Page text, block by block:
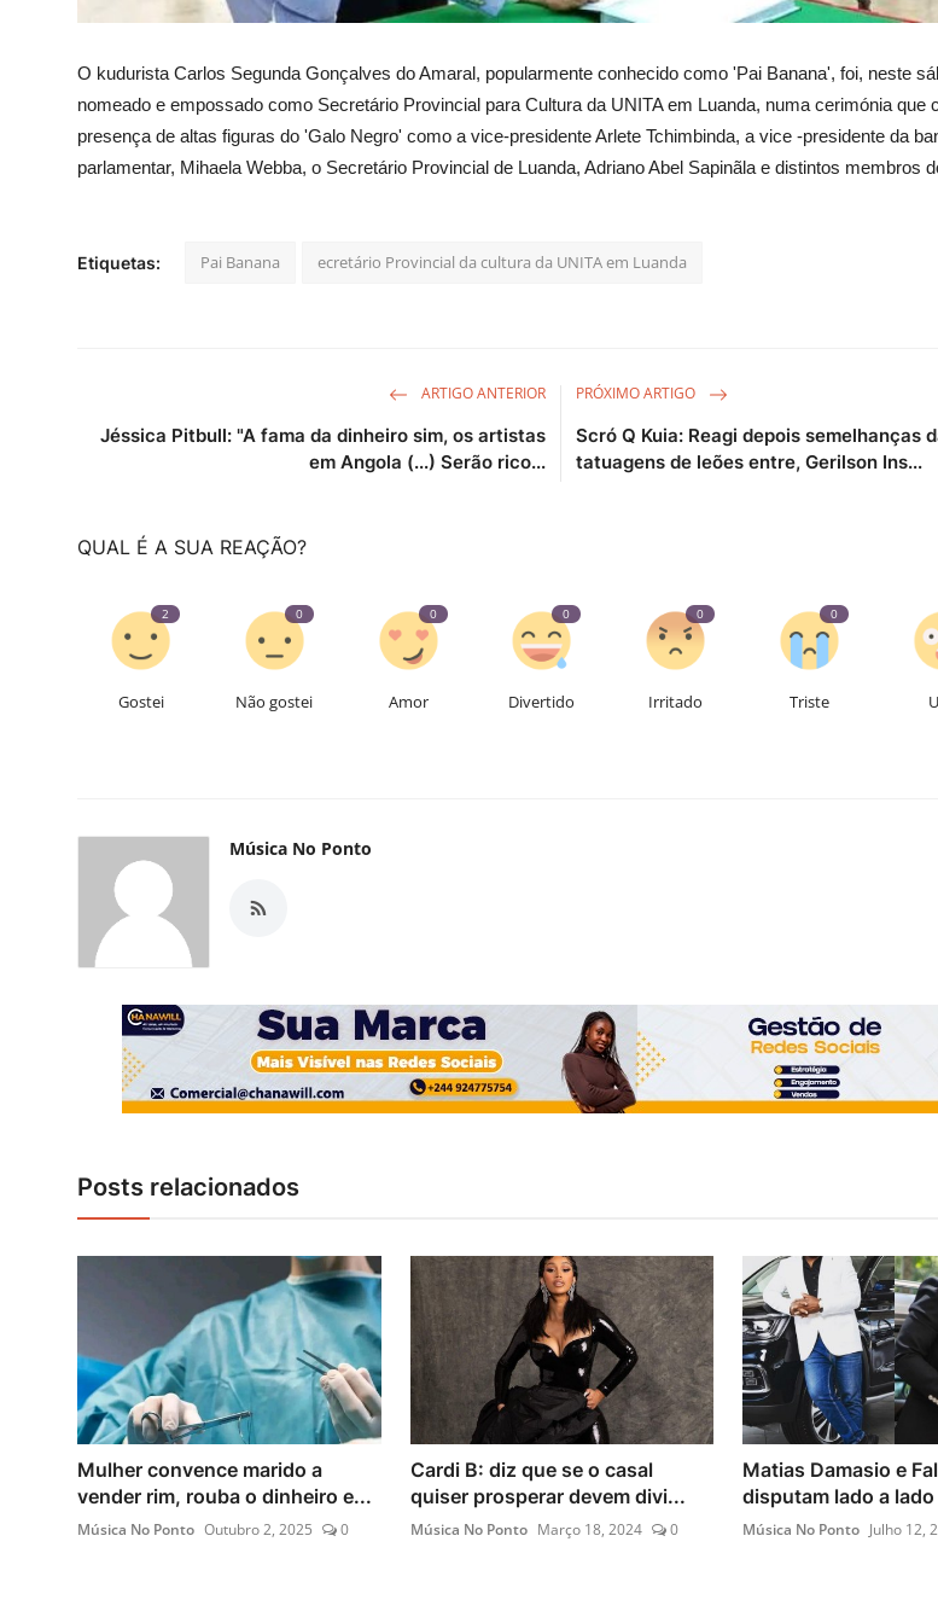
O kudurista Carlos Segunda Gonçalves do Amaral, popularmente conhecido como 'Pai Banana', foi, neste
nomeado e empossado como Secretário Provincial para Cultura da UNITA em Luanda, numa cerimónia que
presença de altas figuras do 'Galo Negro' como a vice-presidente Arlete Tchimbinda, a vice -presidente da
parlamentar, Mihaela Webba, o Secretário Provincial de Luanda, Adriano Abel Sapinãla e distintos membros
Etiquetas: Pai Banana ecretário Provincial da cultura da UNITA em Luanda
ARTIGO ANTERIOR
Jéssica Pitbull: "A fama da dinheiro sim, os artistas
em Angola (...) Serão rico...
PRÓXIMO ARTIGO
Scró Q Kuia: Reagi depois semelhanças
tatuagens de leões entre, Gerilson Ins...
QUAL É A SUA REAÇÃO?
2
Gostei
0
Não gostei
0
Amor
0
Divertido
0
Irritado
0
Triste
Música No Ponto
Posts relacionados
Mulher convence marido a
vender rim, rouba o dinheiro e...
Música No Ponto Outubro 2, 2025 0
Cardi B: diz que se o casal
quiser prosperar devem divi...
Música No Ponto Março 18, 2024 0
Matias Damasio e
disputam lado a
Música No Ponto Julho 12,